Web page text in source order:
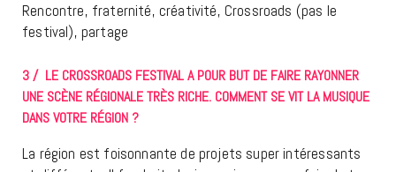
Rencontre, fraternité, créativité, Crossroads (pas le
festival), partage
3 / LE CROSSROADS FESTIVAL A POUR BUT DE FAIRE RAYONNER
UNE SCÈNE RÉGIONALE TRÈS RICHE. COMMENT SE VIT LA MUSIQUE
DANS VOTRE RÉGION ?
La région est foisonnante de projets super intéressants